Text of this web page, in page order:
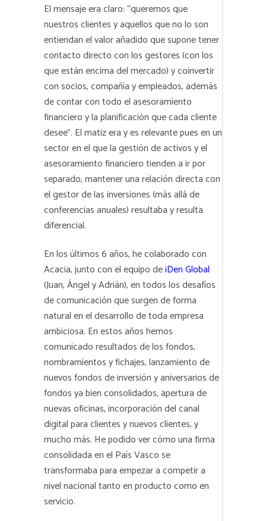
El mensaje era claro: “queremos que
nuestros clientes y aquellos que no lo son
entiendan el valor añadido que supone tener
contacto directo con los gestores (con los
que están encima del mercado) y coinvertir
con socios, compañía y empleados, además
de contar con todo el asesoramiento
financiero y la planificación que cada cliente
desee”. El matiz era y es relevante pues en un
sector en el que la gestión de activos y el
asesoramiento financiero tienden a ir por
separado, mantener una relación directa con
el gestor de las inversiones (más allá de
conferencias anuales) resultaba y resulta
diferencial.
En los últimos 6 años, he colaborado con
Acacia, junto con el equipo deiDen Global
(Juan, Ángel y Adrián), en todos los desafíos
de comunicación que surgen de forma
natural en el desarrollo de toda empresa
ambiciosa. En estos años hemos
comunicado resultados de los fondos,
nombramientos y fichajes, lanzamiento de
nuevos fondos de inversión y aniversarios de
fondos ya bien consolidados, apertura de
nuevas oficinas, incorporación del canal
digital para clientes y nuevos clientes, y
mucho más. He podido ver cómo una firma
consolidada en el País Vasco se
transformaba para empezar a competir a
nivel nacional tanto en producto como en
servicio.